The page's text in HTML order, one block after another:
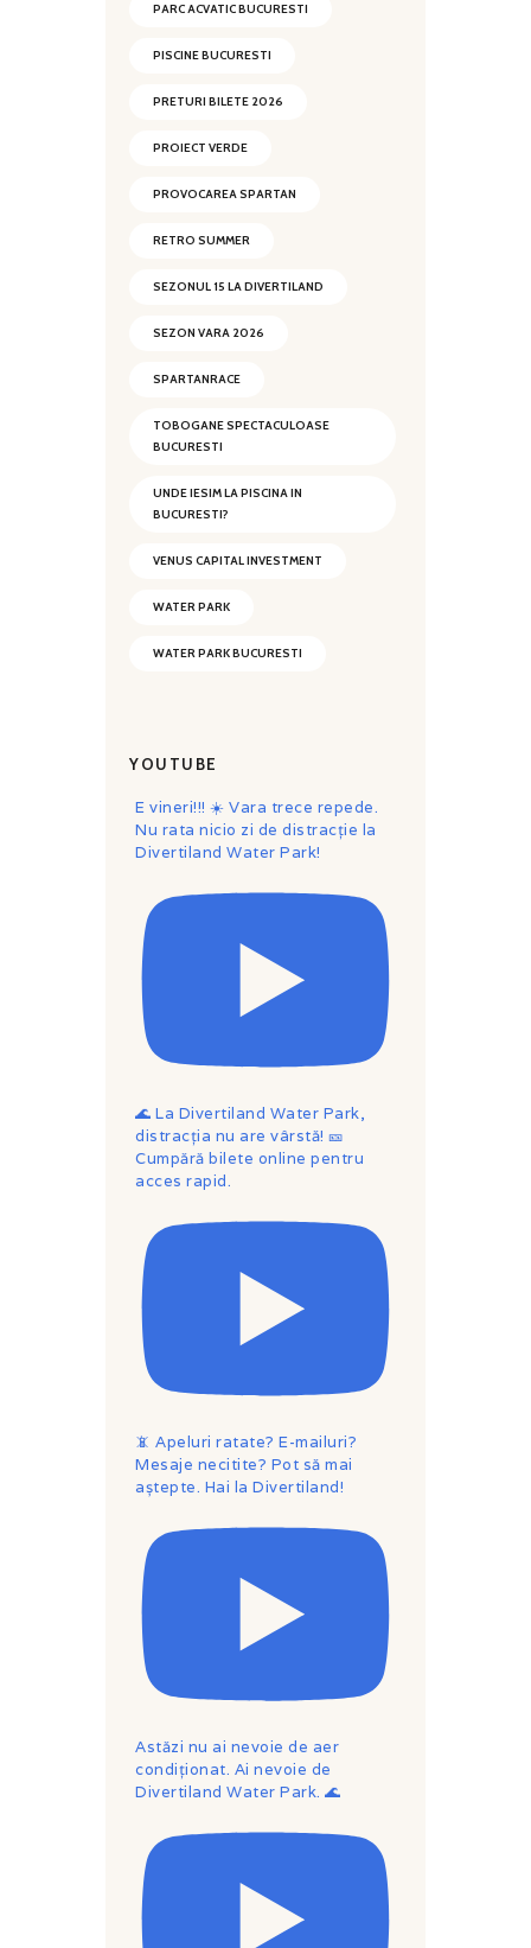
PARC ACVATIC BUCURESTI
PISCINE BUCURESTI
PRETURI BILETE 2026
PROIECT VERDE
PROVOCAREA SPARTAN
RETRO SUMMER
SEZONUL 15 LA DIVERTILAND
SEZON VARA 2026
SPARTANRACE
TOBOGANE SPECTACULOASE
BUCURESTI
UNDE IESIM LA PISCINA IN
BUCURESTI?
VENUS CAPITAL INVESTMENT
WATER PARK
WATER PARK BUCURESTI
YOUTUBE
E vineri!!! ☀️ Vara trece repede.
Nu rata nicio zi de distracție la
Divertiland Water Park!
🌊 La Divertiland Water Park,
distracția nu are vârstă! 🎫
Cumpără bilete online pentru
acces rapid.
📵 Apeluri ratate? E-mailuri?
Mesaje necitite? Pot să mai
aștepte. Hai la Divertiland!
Astăzi nu ai nevoie de aer
condiționat. Ai nevoie de
Divertiland Water Park. 🌊